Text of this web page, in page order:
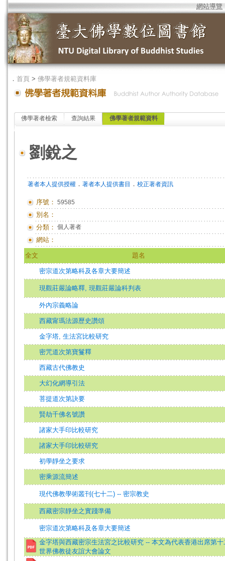
網站導覽
． 首頁 > 佛學著者規範資料庫
佛學著者檢索 查詢結果 佛學著者規範資料
劉銳之
著者本人提供授權 ． 著者本人提供書目 ． 校正著者資訊
序號： 59585
別名：
分類： 個人著者
網站：
全文 題名
密宗道次第略科及各章大要簡述
現觀莊嚴論略釋, 現觀莊嚴論科判表
外內宗義略論
西藏甯瑪法源歷史讚頌
金字塔, 生法宮比較研究
密咒道次第寶鬘釋
西藏古代佛教史
大幻化網導引法
菩提道次第訣要
賢劫千佛名號讚
諸家大手印比較研究
諸家大手印比較研究
初學靜坐之要求
密乘源流簡述
現代佛教學術叢刊(七十二) -- 密宗教史
西藏密宗靜坐之實踐準備
密宗道次第略科及各章大要簡述
金字塔與西藏密宗生法宮之比較研究 -- 本文為代表香港出席第十
世界佛教徒友誼大會論文